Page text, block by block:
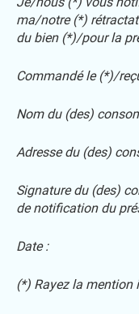
ma/notre (*)
du bien (*)/pour la
Commandé le (*)/
Nom du (des)
Adresse du (des)
Signature du (des)
de notification du
Date :
(*) Rayez la mention